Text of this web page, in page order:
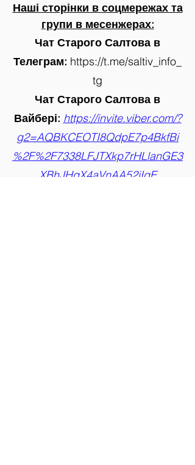
Наші сторінки в соцмережах та
групи в месенжерах:
Чат Старого Салтова в
Телеграм: https://t.me/saltiv_info_
tg
Чат Старого Салтова в
Вайбері: https://invite.viber.com/?
g2=AQBKCEOTI8QdpE7p4BkfBi
%2F%2F7338LFJTXkp7rHLlanGE3
XBhJHqX4aVnAA52jIgE